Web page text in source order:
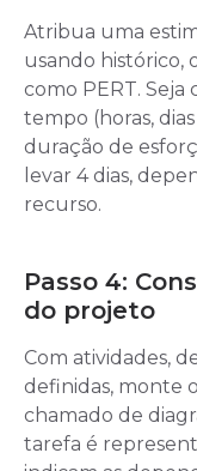
Atribua uma
usando histórico,
como PERT.
tempo (horas,
duração de
levar 4 dias,
recurso.
Passo 4:
do projeto
Com atividades,
definidas, monte
chamado de
tarefa é